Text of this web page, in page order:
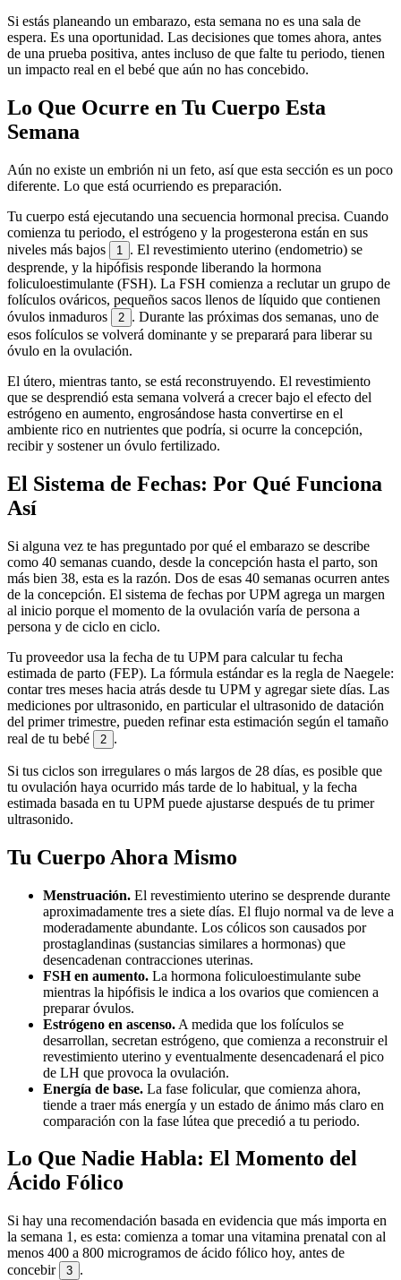
Si estás planeando un embarazo, esta semana no es una sala de
espera. Es una oportunidad. Las decisiones que tomes ahora, antes
de una prueba positiva, antes incluso de que falte tu periodo, tienen
un impacto real en el bebé que aún no has concebido.
Lo Que Ocurre en Tu Cuerpo Esta
Semana
Aún no existe un embrión ni un feto, así que esta sección es un poco
diferente. Lo que está ocurriendo es preparación.
Tu cuerpo está ejecutando una secuencia hormonal precisa. Cuando
comienza tu periodo, el estrógeno y la progesterona están en sus
niveles más bajos
1
. El revestimiento uterino (endometrio) se
desprende, y la hipófisis responde liberando la hormona
foliculoestimulante (FSH). La FSH comienza a reclutar un grupo de
folículos ováricos, pequeños sacos llenos de líquido que contienen
óvulos inmaduros
2 . Durante las próximas dos semanas, uno de
esos folículos se volverá dominante y se preparará para liberar su
óvulo en la ovulación.
El útero, mientras tanto, se está reconstruyendo. El revestimiento
que se desprendió esta semana volverá a crecer bajo el efecto del
estrógeno en aumento, engrosándose hasta convertirse en el
ambiente rico en nutrientes que podría, si ocurre la concepción,
recibir y sostener un óvulo fertilizado.
El Sistema de Fechas: Por Qué Funciona
Así
Si alguna vez te has preguntado por qué el embarazo se describe
como 40 semanas cuando, desde la concepción hasta el parto, son
más bien 38, esta es la razón. Dos de esas 40 semanas ocurren antes
de la concepción. El sistema de fechas por UPM agrega un margen
al inicio porque el momento de la ovulación varía de persona a
persona y de ciclo en ciclo.
Tu proveedor usa la fecha de tu UPM para calcular tu fecha
estimada de parto (FEP). La fórmula estándar es la regla de Naegele:
contar tres meses hacia atrás desde tu UPM y agregar siete días. Las
mediciones por ultrasonido, en particular el ultrasonido de datación
del primer trimestre, pueden refinar esta estimación según el tamaño
real de tu bebé
2 .
Si tus ciclos son irregulares o más largos de 28 días, es posible que
tu ovulación haya ocurrido más tarde de lo habitual, y la fecha
estimada basada en tu UPM puede ajustarse después de tu primer
ultrasonido.
Tu Cuerpo Ahora Mismo
Menstruación. El revestimiento uterino se desprende durante
aproximadamente tres a siete días. El flujo normal va de leve a
moderadamente abundante. Los cólicos son causados por
prostaglandinas (sustancias similares a hormonas) que
desencadenan contracciones uterinas.
FSH en aumento. La hormona foliculoestimulante sube
mientras la hipófisis le indica a los ovarios que comiencen a
preparar óvulos.
Estrógeno en ascenso. A medida que los folículos se
desarrollan, secretan estrógeno, que comienza a reconstruir el
revestimiento uterino y eventualmente desencadenará el pico
de LH que provoca la ovulación.
Energía de base. La fase folicular, que comienza ahora,
tiende a traer más energía y un estado de ánimo más claro en
comparación con la fase lútea que precedió a tu periodo.
Lo Que Nadie Habla: El Momento del
Ácido Fólico
Si hay una recomendación basada en evidencia que más importa en
la semana 1, es esta: comienza a tomar una vitamina prenatal con al
menos 400 a 800 microgramos de ácido fólico hoy, antes de
concebir
3 .